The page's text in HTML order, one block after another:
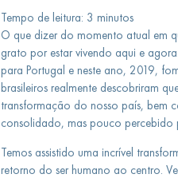
Tempo de leitura: 3 minutos
O que dizer do momento atual em
grato por estar vivendo aqui e
para Portugal e neste ano, 2019,
brasileiros realmente descobriram
transformação do nosso país, bem
consolidado, mas pouco percebido
Temos assistido uma incrível
retorno do ser humano ao centro.